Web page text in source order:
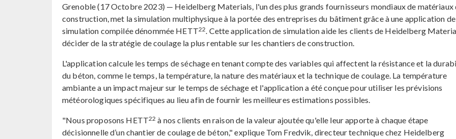
Grenoble (17 Octobre 2023) — Heidelberg Materials, l'un des plus grands fournisseurs mondiaux de matériaux
construction, met la simulation multiphysique à la portée des entreprises du bâtiment grâce à une application de
simulation compilée dénommée HETT22. Cette application de simulation aide les clients de Heidelberg
décider de la stratégie de coulage la plus rentable sur les chantiers de construction.
L'application calcule les temps de séchage en tenant compte des variables qui affectent la résistance et la
du béton, comme le temps, la température, la nature des matériaux et la technique de coulage. La température
ambiante a un impact majeur sur le temps de séchage et l'application a été conçue pour utiliser les prévisions
météorologiques spécifiques au lieu afin de fournir les meilleures estimations possibles.
"Nous proposons HETT22 à nos clients en raison de la valeur ajoutée qu'elle leur apporte à chaque étape
décisionnelle d’un chantier de coulage de béton," explique Tom Fredvik, directeur technique chez Heidelberg